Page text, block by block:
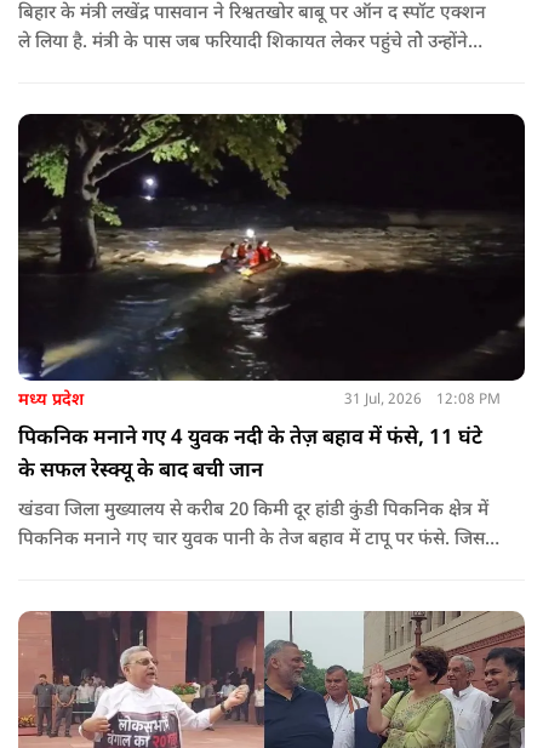
बिहार के मंत्री लखेंद्र पासवान ने रिश्वतखोर बाबू पर ऑन द स्पॉट एक्शन
ले लिया है. मंत्री के पास जब फरियादी शिकायत लेकर पहुंचे तोे उन्होंने
मध्य प्रदेश 31 Jul, 2026 12:08 PM
पिकनिक मनाने गए 4 युवक नदी के तेज़ बहाव में फंसे, 11 घंटे
के सफल रेस्क्यू के बाद बची जान
खंडवा जिला मुख्यालय से करीब 20 किमी दूर हांडी कुंडी पिकनिक क्षेत्र में
पिकनिक मनाने गए चार युवक पानी के तेज बहाव में टापू पर फंसे. जिसके